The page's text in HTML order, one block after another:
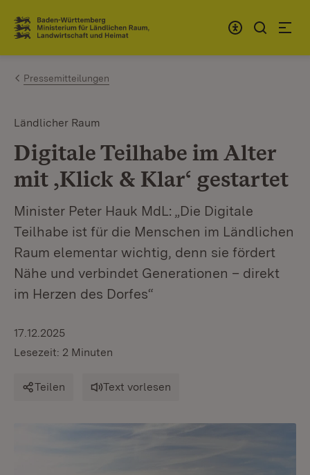
Zum Inhalt springen
Link zur Startseite
Pressemitteilungen
Ländlicher Raum
Digitale Teilhabe im Alter
mit ‚Klick & Klar‘ gestartet
Minister Peter Hauk MdL: „Die Digitale
Teilhabe ist für die Menschen im Ländlichen
Raum elementar wichtig, denn sie fördert
Nähe und verbindet Generationen – direkt
im Herzen des Dorfes“
17.12.2025
Lesezeit: 2 Minuten
Teilen Text vorlesen